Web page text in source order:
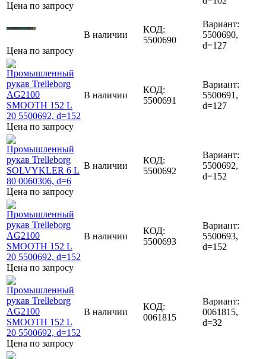
Цена по запросу
Цена по запросу
В наличии
КОД:
5500690
Вариант:
5500690,
d=127
Цена по запросу
В наличии
КОД:
5500691
Вариант:
5500691,
d=127
Цена по запросу
В наличии
КОД:
5500692
Вариант:
5500692,
d=152
Цена по запросу
В наличии
КОД:
5500693
Вариант:
5500693,
d=152
Цена по запросу
В наличии
КОД:
0061815
Вариант:
0061815,
d=32